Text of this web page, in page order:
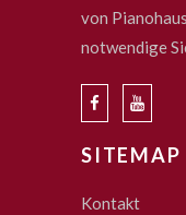
von
notwendige
SITEMAP
Kontakt